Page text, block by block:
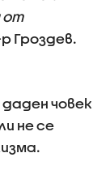
от
Гроздев.
човек
не се